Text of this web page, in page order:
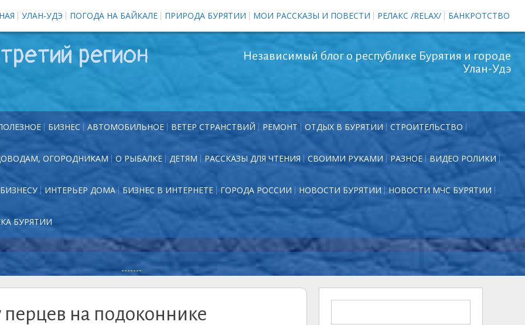
УЛАН-УДЭ ПОГОДА НА БАЙКАЛЕ ПРИРОДА БУРЯТИИ МОИ РАССКАЗЫ И ПОВЕСТИ РЕЛАКС /RELAX/ БАНКРОТСТВО
регион
Независимый блог о республике Бурятия и городе
Улан-Удэ
БИЗНЕС АВТОМОБИЛЬНОЕ ВЕТЕР СТРАНСТВИЙ РЕМОНТ ОТДЫХ В БУРЯТИИ СТРОИТЕЛЬСТВО
ОГОРОДНИКАМ О РЫБАЛКЕ ДЕТЯМ РАССКАЗЫ ДЛЯ ЧТЕНИЯ СВОИМИ РУКАМИ РАЗНОЕ ВИДЕО РОЛИКИ
БИЗНЕСУ ИНТЕРЬЕР ДОМА БИЗНЕС В ИНТЕРНЕТЕ ГОРОДА РОССИИ НОВОСТИ БУРЯТИИ НОВОСТИ МЧС БУРЯТИИ
БУРЯТИИ
-------
на подоконнике